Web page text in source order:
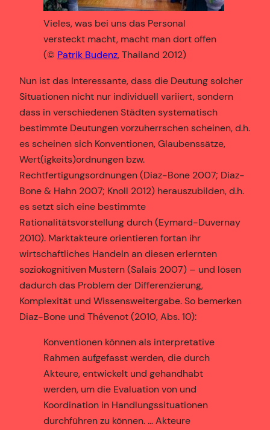
Vieles, was bei uns das Personal
versteckt macht, macht man dort offen
(© Patrik Budenz, Thailand 2012)
Nun ist das Interessante, dass die Deutung solcher
Situationen nicht nur individuell variiert, sondern
dass in verschiedenen Städten systematisch
bestimmte Deutungen vorzuherrschen scheinen, d.h.
es scheinen sich Konventionen, Glaubenssätze,
Wert(igkeits)ordnungen bzw.
Rechtfertigungsordnungen (Diaz-Bone 2007; Diaz-
Bone & Hahn 2007; Knoll 2012) herauszubilden, d.h.
es setzt sich eine bestimmte
Rationalitätsvorstellung durch (Eymard-Duvernay
2010). Marktakteure orientieren fortan ihr
wirtschaftliches Handeln an diesen erlernten
soziokognitiven Mustern (Salais 2007) – und lösen
dadurch das Problem der Differenzierung,
Komplexität und Wissensweitergabe. So bemerken
Diaz-Bone und Thévenot (2010, Abs. 10):
Konventionen können als interpretative
Rahmen aufgefasst werden, die durch
Akteure, entwickelt und gehandhabt
werden, um die Evaluation von und
Koordination in Handlungssituationen
durchführen zu können. … Akteure